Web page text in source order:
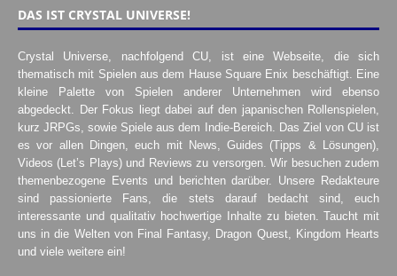
DAS IST CRYSTAL UNIVERSE!
Crystal Universe, nachfolgend CU, ist eine Webseite, die sich
thematisch mit Spielen aus dem Hause Square Enix beschäftigt. Eine
kleine Palette von Spielen anderer Unternehmen wird ebenso
abgedeckt. Der Fokus liegt dabei auf den japanischen Rollenspielen,
kurz JRPGs, sowie Spiele aus dem Indie-Bereich. Das Ziel von CU ist
es vor allen Dingen, euch mit News, Guides (Tipps & Lösungen),
Videos (Let’s Plays) und Reviews zu versorgen. Wir besuchen zudem
themenbezogene Events und berichten darüber. Unsere Redakteure
sind passionierte Fans, die stets darauf bedacht sind, euch
interessante und qualitativ hochwertige Inhalte zu bieten. Taucht mit
uns in die Welten von Final Fantasy, Dragon Quest, Kingdom Hearts
und viele weitere ein!